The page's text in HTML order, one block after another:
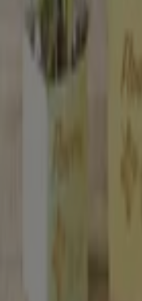
Marken
Lokale Marken
Unternehmen
Die App von